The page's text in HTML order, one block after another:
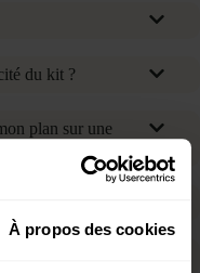
À propos des cookies
du kit ?
plan sur une